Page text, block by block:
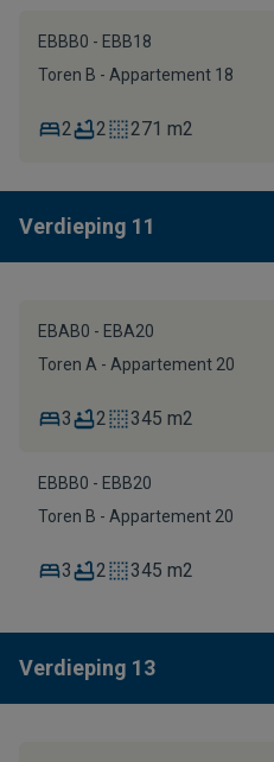
EBBB0 - EBB18
Toren B - Appartement 18
2 2 271 m2
Verdieping 11
EBAB0 - EBA20
Toren A - Appartement 20
3 2 345 m2
EBBB0 - EBB20
Toren B - Appartement 20
3 2 345 m2
Verdieping 13